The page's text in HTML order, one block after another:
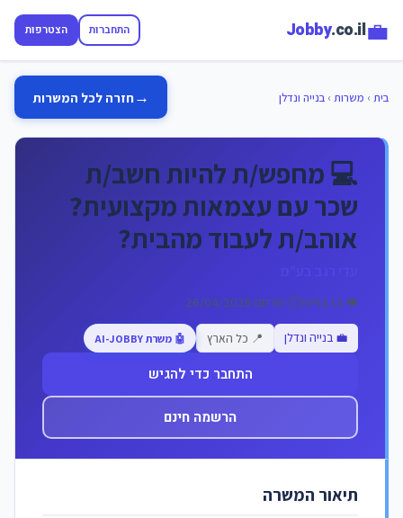
💼
Jobby.co.il התחברות הצטרפות
בית › משרות › בנייה ונדלן →חזרה לכל המשרות
💻 מחפש/ת להיות חשב/ת
שכר עם עצמאות מקצועית?
אוהב/ת לעבוד מהבית?
עדי רגב בע"מ
👁️ 13 צפיות 🕐 פורסם 26/04/2026
💼 בנייה ונדלן 📍 כל הארץ 🤖 משרת AI-JOBBY
התחבר כדי להגיש
הרשמה חינם
תיאור המשרה